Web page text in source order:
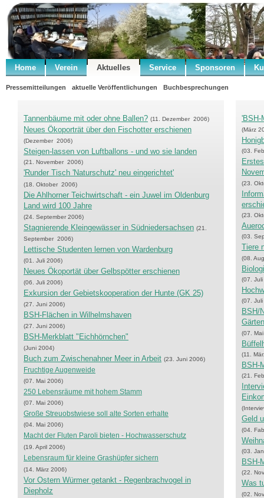
Home Verein Aktuelles Service Sponsoren
Pressemitteilungen aktuelle Veröffentlichungen Buchbesprechungen
Tannenbäume mit oder ohne Ballen? (11. Dezember 2006)
Neues Ökoporträt über den Fischotter erschienen
(Dezember 2006)
Steigen-lassen von Luftballons - und wo sie landen
(21. November 2006)
'Runder Tisch 'Naturschutz' neu eingerichtet'
(18. Oktober 2006)
Die Ahlhorner Teichwirtschaft - ein Juwel im Oldenburg
Land wird 100 Jahre
(24. September 2006)
Stagnierende Kleingewässer in Südniedersachsen (21.
September 2006)
Lettische Studenten lernen von Wardenburg
(01. Juli 2006)
Neues Ökoportät über Gelbspötter erschienen
(06. Juli 2006)
Exkursion der Gebietskooperation der Hunte (GK 25)
(27. Juni 2006)
BSH-Flächen in Wilhelmshaven
(27. Juni 2006)
BSH-Merkblatt "Eichhörnchen"
(Juni 2004)
Buch zum Zwischenahner Meer in Arbeit (23. Juni 2006)
Fruchtige Augenweide
(07. Mai 2006)
250 Lebensräume mit hohem Stamm
(07. Mai 2006)
Große Streuobstwiese soll alte Sorten erhalte
(04. Mai 2006)
Macht der Fluten Paroli bieten - Hochwasserschutz
(19. April 2006)
Lebensraum für kleine Grashüpfer sichern
(14. März 2006)
Vor Ostern Würmer getankt - Regenbrachvogel in
Diepholz
'BSH-
(März
(03.
(23.
(23.
(03.
Tiere
(08.
(07.
(07.
BSH/
Gärten
(07.
(11.
BSH-
(21.
Geld
(04.
(03.
BSH-
(22.
Was
(02.